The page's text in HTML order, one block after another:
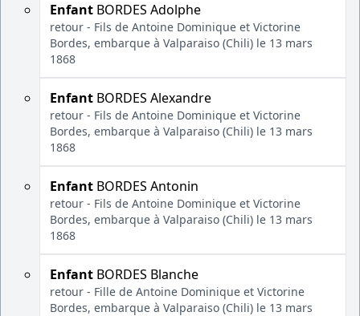
Enfant BORDES Adolphe
retour - Fils de Antoine Dominique et Victorine
Bordes, embarque à Valparaiso (Chili) le 13 mars
1868
Enfant BORDES Alexandre
retour - Fils de Antoine Dominique et Victorine
Bordes, embarque à Valparaiso (Chili) le 13 mars
1868
Enfant BORDES Antonin
retour - Fils de Antoine Dominique et Victorine
Bordes, embarque à Valparaiso (Chili) le 13 mars
1868
Enfant BORDES Blanche
retour - Fille de Antoine Dominique et Victorine
Bordes, embarque à Valparaiso (Chili) le 13 mars